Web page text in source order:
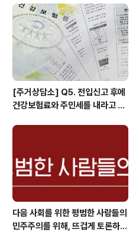
추진하는 노동개악 정책을 가장..
[주거상담소] Q5. 전입신고 후에
건강보험료와 주민세를 내라고 고
다음 사회를 위한 평범한 사람들의
민주주의를 위해, 뜨겁게 토론하고